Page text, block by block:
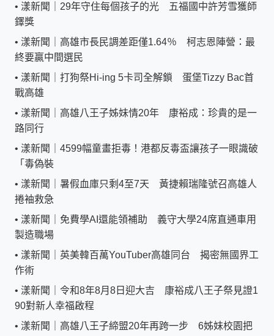
• 漾新聞｜29年守住每個孩子的光 五福國中許芳雪獲師
鐸獎
• 漾新聞｜高雄市長民調差距僅1.64％ 柯志恩陣營：最
終要贏中間選民
• 漾新聞｜打狗祭Hi-ing 5卡司全解鎖 蛋堡Tizzy Bac首
戰高雄
• 漾新聞｜高雄八王子姊妹情20年 康裕成：珍貴的是一
路同行
• 漾新聞｜4599幅童畫拒毒！港都反毒盃讓孩子一眼識破
「毒偽裝
• 漾新聞｜暑假血庫只剩4至7天 黃捷賴瑞隆號召高雄人
捲袖救急
• 漾新聞｜免費學AI還能領補助 義守大學24席直通車用
製造職場
• 漾新聞｜英美韓百萬YouTuber高雄同台 揭密無國界工
作術
• 漾新聞｜令和8年8月8日迎大吉 康裕成八王子祭見證1
90對新人幸福啟程
• 漾新聞｜高雄八王子締盟20年再跨一步 6姊妹校園把